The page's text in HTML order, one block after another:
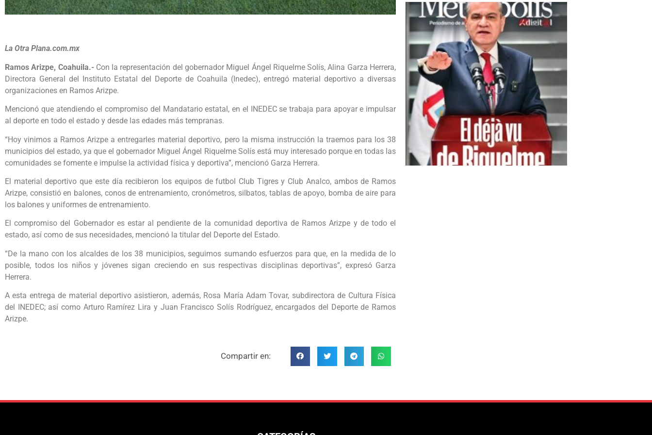
La Otra Plana.com.mx
Ramos Arizpe, Coahuila.-Con la representación del gobernador Miguel Ángel Riquelme Solís, Alina Garza Herrera,
Directora General del Instituto Estatal del Deporte de Coahuila (Inedec), entregó material deportivo a diversas
organizaciones en Ramos Arizpe.
Mencionó que atendiendo el compromiso del Mandatario estatal, en el INEDEC se trabaja para apoyar e impulsar
al deporte en todo el estado y desde las edades más tempranas.
“Hoy vinimos a Ramos Arizpe a entregarles material deportivo, pero la misma instrucción la traemos para los 38
municipios del estado, ya que el gobernador Miguel Ángel Riquelme Solís está muy interesado porque en todas las
comunidades se fomente e impulse la actividad física y deportiva”, mencionó Garza Herrera.
El material deportivo que este día recibieron los equipos de futbol Club Tigres y Club Analco, ambos de Ramos
Arizpe, consistió en balones, conos de entrenamiento, cronómetros, silbatos, tablas de apoyo, bomba de aire para
los balones y uniformes de entrenamiento.
El compromiso del Gobernador es estar al pendiente de la comunidad deportiva de Ramos Arizpe y de todo el
estado, así como de sus necesidades, mencionó la titular del Deporte del Estado.
“De la mano con los alcaldes de los 38 municipios, seguimos sumando esfuerzos para que, en la medida de lo
posible, todos los niños y jóvenes sigan creciendo en sus respectivas disciplinas deportivas”, expresó Garza
Herrera.
A esta entrega de material deportivo asistieron, además, Rosa María Adam Tovar, subdirectora de Cultura Física
del INEDEC; así como Arturo Ramírez Lira y Juan Francisco Solís Rodríguez, encargados del Deporte de Ramos
Arizpe.
Compartir en: